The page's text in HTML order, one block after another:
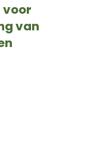
voor
van